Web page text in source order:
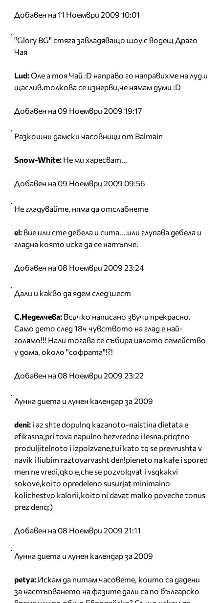
Добавен на 11 Ноември 2009 10:01
"Glory BG" стяга завладяващо шоу с водещ Драго
Чая
Lud:Оле а тоя Чай :D направо го направихме на луд и
щаслив.толкова се изнерви,че нямам думи :D
Добавен на 09 Ноември 2009 19:17
Разкошни дамски часовници от Balmain
Snow-White: Не ми харесват...
Добавен на 09 Ноември 2009 09:56
Не гладувайте, няма да отслабнете
el: вие или сте дебела и сита....или глупава дебела и
гладна която иска да се натъпче.
Добавен на 08 Ноември 2009 23:24
Дали и какво да ядем след шест
С.Неделчева: Всичко написано звучи прекрасно.
Само дето след 18ч чувството на глад е най-
голямо!!! Нали тогава се събира цялото семейство
у дома, около "софрата"!?!
Добавен на 08 Ноември 2009 23:22
Лунна диета и лунен календар за 2009
deni: i az shte dopulnq kazanoto-naistina dietata e
efikasna,pri tova napulno bezvredna i lesna.priqtno
produljitelnoto i izpolzvane,tui kato tq se prevrushta v
navik i liubim raztovarvasht den!pieneto na kafe i spored
men ne vredi,qko e,che se pozvolqvat i vsqkakvi
sokove,koito opredeleno susurjat minimalno
kolichestvo kalorii,koito ni davat malko poveche tonus
prez denq:)
Добавен на 08 Ноември 2009 21:11
Лунна диета и лунен календар за 2009
petya: Искам да питам часовете, които са дадени
за настъпването на фазите дали са по българско